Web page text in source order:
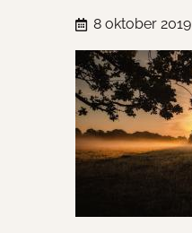
8 oktober 2019